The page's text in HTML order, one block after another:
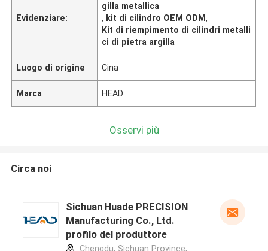
Evidenziare:
gilla metallica
, kit di cilindro OEM ODM,
Kit di riempimento di cilindri metalli
ci di pietra argilla
Luogo di origine Cina
Marca HEAD
Osservi più
Circa noi
Sichuan Huade PRECISION
Manufacturing Co., Ltd.
profilo del produttore
Chengdu, Sichuan Province,